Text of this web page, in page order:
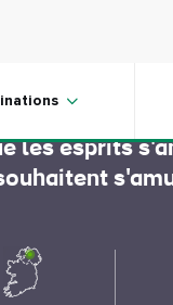
les esprits